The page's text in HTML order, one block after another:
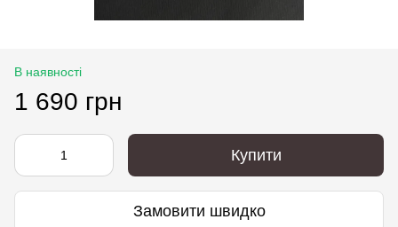
В наявності
1 690 грн
Купити
Замовити швидко